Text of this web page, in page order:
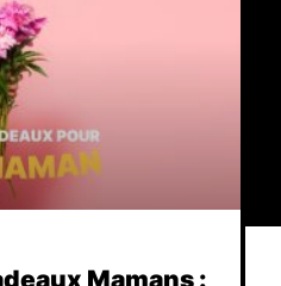
Mamans :